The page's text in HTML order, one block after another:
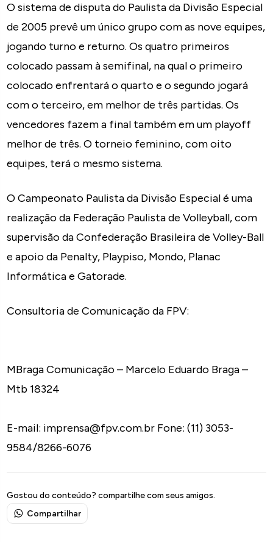
O sistema de disputa do Paulista da Divisão Especial
de 2005 prevê um único grupo com as nove equipes,
jogando turno e returno. Os quatro primeiros
colocado passam à semifinal, na qual o primeiro
colocado enfrentará o quarto e o segundo jogará
com o terceiro, em melhor de três partidas. Os
vencedores fazem a final também em um playoff
melhor de três. O torneio feminino, com oito
equipes, terá o mesmo sistema.
O Campeonato Paulista da Divisão Especial é uma
realização da Federação Paulista de Volleyball, com
supervisão da Confederação Brasileira de Volley-Ball
e apoio da Penalty, Playpiso, Mondo, Planac
Informática e Gatorade.
Consultoria de Comunicação da FPV:
MBraga Comunicação – Marcelo Eduardo Braga –
Mtb 18324
E-mail: imprensa@fpv.com.br Fone: (11) 3053-
9584/8266-6076
Gostou do conteúdo? compartilhe com seus amigos.
Compartilhar